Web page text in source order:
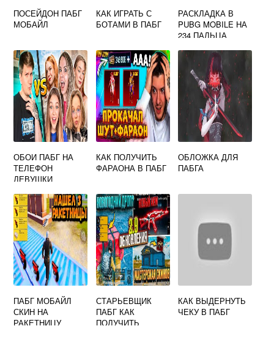
ПОСЕЙДОН ПАБГ
МОБАЙЛ
КАК ИГРАТЬ С
БОТАМИ В ПАБГ
РАСКЛАДКА В
PUBG MOBILE НА
234 ПАЛЬЦА
ОБОИ ПАБГ НА
ТЕЛЕФОН
ДЕВУШКИ
КАК ПОЛУЧИТЬ
ФАРАОНА В ПАБГ
ОБЛОЖКА ДЛЯ
ПАБГА
ПАБГ МОБАЙЛ
СКИН НА
РАКЕТНИЦУ
СТАРЬЕВЩИК
ПАБГ КАК
ПОЛУЧИТЬ
КАК ВЫДЕРНУТЬ
ЧЕКУ В ПАБГ